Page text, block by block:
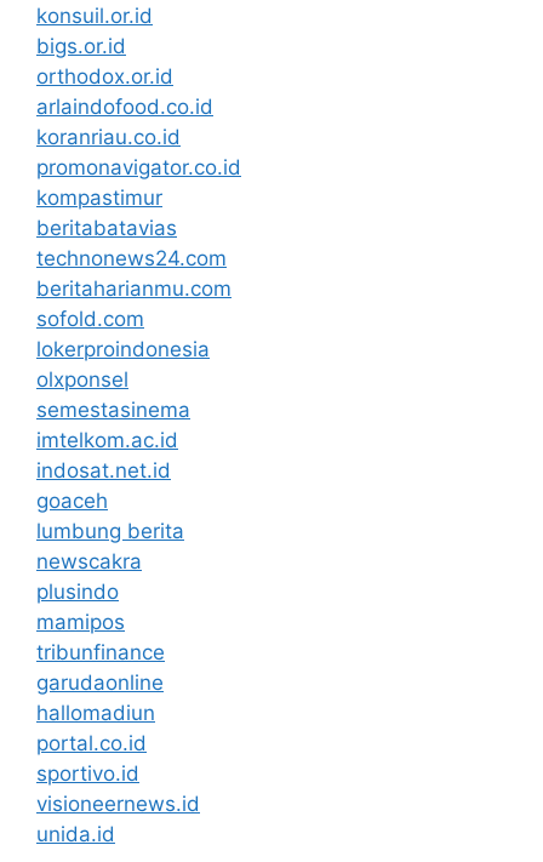
konsuil.or.id
bigs.or.id
orthodox.or.id
arlaindofood.co.id
koranriau.co.id
promonavigator.co.id
kompastimur
beritabatavias
technonews24.com
beritaharianmu.com
sofold.com
lokerproindonesia
olxponsel
semestasinema
imtelkom.ac.id
indosat.net.id
goaceh
lumbung berita
newscakra
plusindo
mamipos
tribunfinance
garudaonline
hallomadiun
portal.co.id
sportivo.id
visioneernews.id
unida.id